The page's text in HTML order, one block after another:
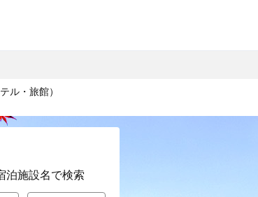
ル・旅館）
泊施設名で検索